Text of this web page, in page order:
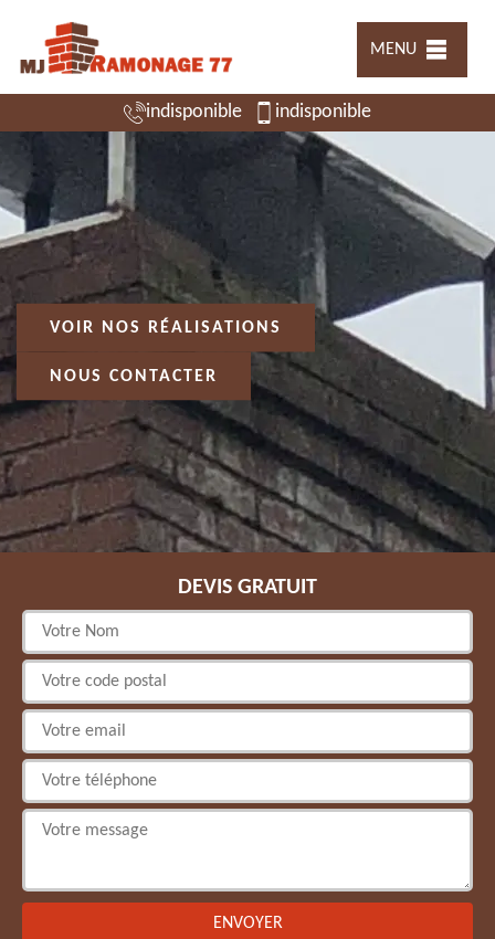
MENU
indisponible indisponible
VOIR NOS RÉALISATIONS
NOUS CONTACTER
DEVIS GRATUIT